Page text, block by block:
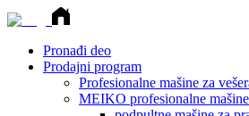
Pronađi deo
Prodajni program
Profesionalne mašine za
MEIKO profesionalne